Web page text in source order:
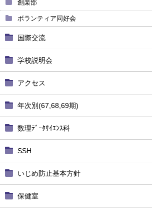
創楽部
ボランティア同好会
国際交流
学校説明会
アクセス
年次別(67,68,69期)
数理ﾃﾞｰﾀｻｲｴﾝｽ科
SSH
いじめ防止基本方針
保健室